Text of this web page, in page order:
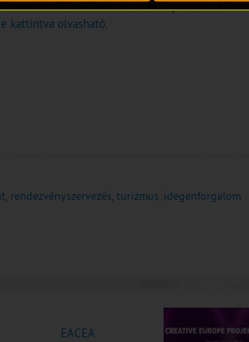
ITT tölthető le. Amennyiben az
kattintva olvasható.
turizmus, idegenforgalom
EACEA